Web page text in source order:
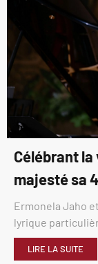
Célébrant la
majesté sa
Ermonela Jaho
lyrique
LIRE LA SUITE